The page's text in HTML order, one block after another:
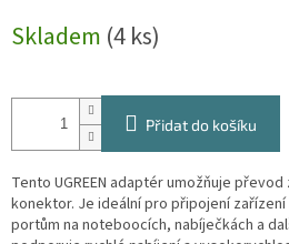
cena:
Skladem (4 ks)
Přidat do košíku
Tento UGREEN adaptér umožňuje převod
konektor. Je ideální pro připojení zařízení
portům na noteboocích, nabíječkách a